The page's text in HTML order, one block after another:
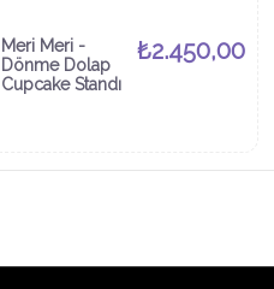
Meri Meri -
Dönme Dolap
Cupcake Standı
₺2.450,00